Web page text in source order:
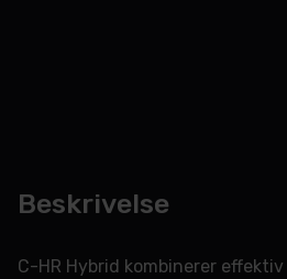
Beskrivelse
C-HR Hybrid kombinerer